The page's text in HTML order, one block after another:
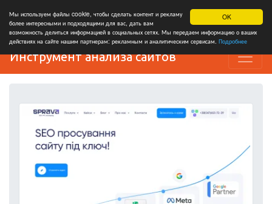
OK
Мы используем файлы cookie, чтобы сделать контент и рекламу
более интересными и подходящими для вас, дать вам
возможность делиться информацией в социальных сетях. Мы передаем информацию о ваших
действиях на сайте нашим партнерам: рекламным и аналитическим сервисам. Подробнее
Инструмент анализа сайтов